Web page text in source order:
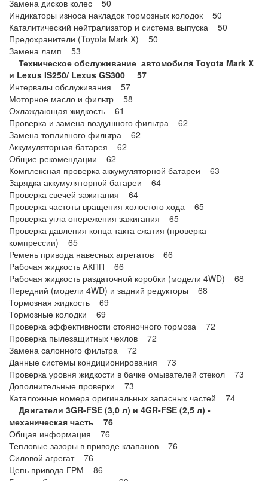
Замена дисков колес 50
Индикаторы износа накладок тормозных колодок 50
Каталитический нейтрализатор и система выпуска 50
Предохранители (Toyota Mark X) 50
Замена ламп 53
Техническое обслуживание автомобиля Toyota Mark X
и Lexus IS250/ Lexus GS300 57
Интервалы обслуживания 57
Моторное масло и фильтр 58
Охлаждающая жидкость 61
Проверка и замена воздушного фильтра 62
Замена топливного фильтра 62
Аккумуляторная батарея 62
Общие рекомендации 62
Комплексная проверка аккумуляторной батареи 63
Зарядка аккумуляторной батареи 64
Проверка свечей зажигания 64
Проверка частоты вращения холостого хода 65
Проверка угла опережения зажигания 65
Проверка давления конца такта сжатия (проверка
компрессии) 65
Ремень привода навесных агрегатов 66
Рабочая жидкость АКПП 66
Рабочая жидкость раздаточной коробки (модели 4WD) 68
Передний (модели 4WD) и задний редукторы 68
Тормозная жидкость 69
Тормозные колодки 69
Проверка эффективности стояночного тормоза 72
Проверка пылезащитных чехлов 72
Замена салонного фильтра 72
Данные системы кондиционирования 73
Проверка уровня жидкости в бачке омывателей стекол 73
Дополнительные проверки 73
Каталожные номера оригинальных запасных частей 74
Двигатели 3GR-FSE (3,0 л) и 4GR-FSE (2,5 л) -
механическая часть 76
Общая информация 76
Тепловые зазоры в приводе клапанов 76
Силовой агрегат 76
Цепь привода ГРМ 86